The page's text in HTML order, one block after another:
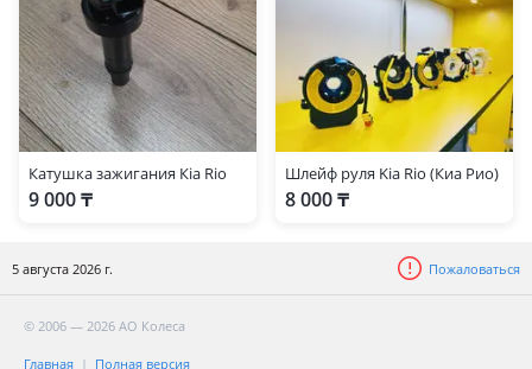
Катушка зажигания Кia Rio
9 000 ₸
Шлейф руля Kia Rio (Киа Рио)
8 000 ₸
5 августа 2026 г. Пожаловаться
© 2006 — 2026 АО Колеса
Главная Полная версия